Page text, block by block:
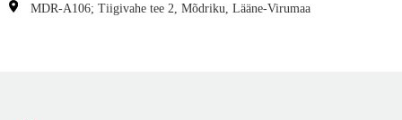
MDR-A106; Tiigivahe tee 2, Mõdriku, Lääne-Virumaa